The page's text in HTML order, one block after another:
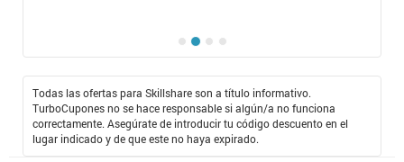
Todas las ofertas para Skillshare son a título informativo.
TurboCupones no se hace responsable si algún/a no funciona
correctamente. Asegúrate de introducir tu código descuento en el
lugar indicado y de que este no haya expirado.